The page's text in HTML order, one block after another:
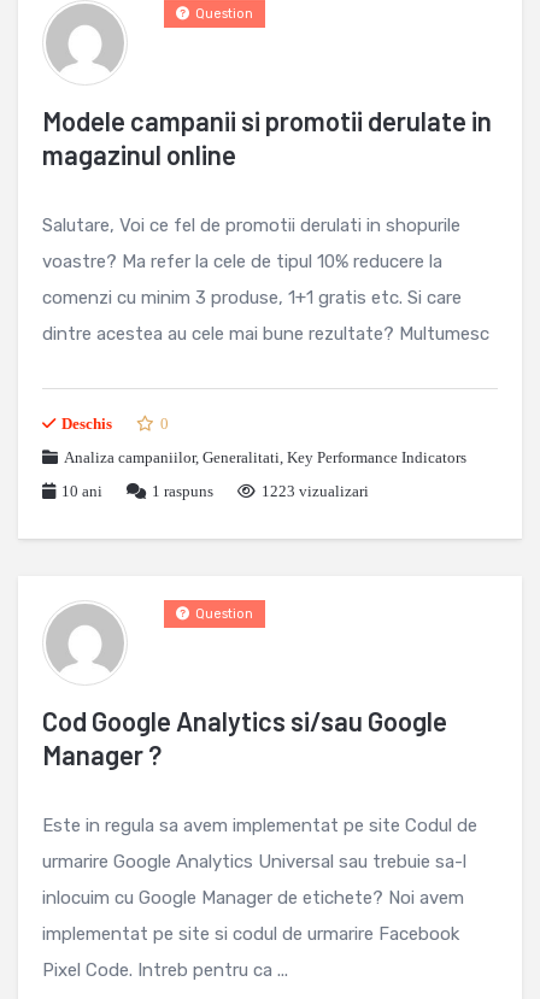
Modele campanii si promotii derulate in
magazinul online
Question
Salutare, Voi ce fel de promotii derulati in shopurile
voastre? Ma refer la cele de tipul 10% reducere la
comenzi cu minim 3 produse, 1+1 gratis etc. Si care
dintre acestea au cele mai bune rezultate? Multumesc
Deschis
0
Analiza campaniilor, Generalitati, Key Performance Indicators
10 ani
1 raspuns 1223 vizualizari
Cod Google Analytics si/sau Google
Manager ?
Question
Este in regula sa avem implementat pe site Codul de
urmarire Google Analytics Universal sau trebuie sa-l
inlocuim cu Google Manager de etichete? Noi avem
implementat pe site si codul de urmarire Facebook
Pixel Code. Intreb pentru ca ...